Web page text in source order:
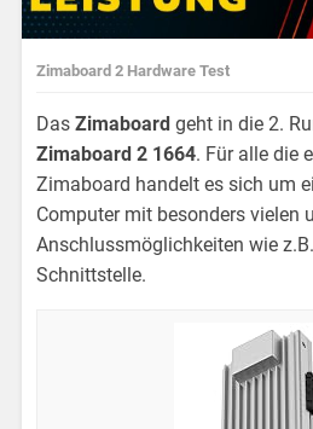
Zimaboard 2 Hardware Test
DasZimaboardgeht in die 2.
Zimaboard 2 1664. Für alle die
Zimaboard handelt es sich um
Computer mit besonders vielen
Anschlussmöglichkeiten wie
Schnittstelle.